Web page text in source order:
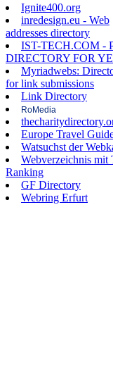
Ignite400.org
inredesign.eu - Web
addresses directory
IST-TECH.COM -
DIRECTORY FOR
Myriadwebs:
for link submissions
Link Directory
RoMedia
Europe Travel
Watsuchst der
Webverzeichnis mit
Ranking
GF Directory
Webring Erfurt